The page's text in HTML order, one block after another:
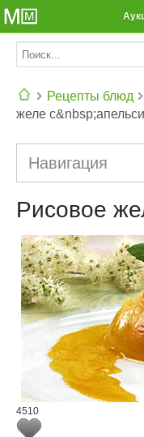
Рецепты блюд
желе
Навигация
Рисовое
4510